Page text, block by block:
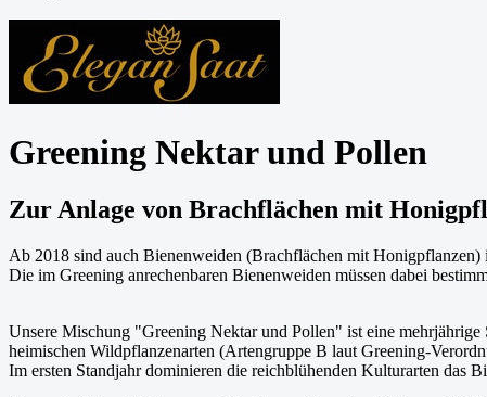
Greening Nektar und Pollen
Zur Anlage von Brachflächen mit
Ab 2018 sind auch Bienenweiden (Brachflächen mit
Die im Greening anrechenbaren Bienenweiden müssen dabei
Unsere Mischung "Greening Nektar und Pollen" ist eine
heimischen Wildpflanzenarten (Artengruppe B laut Greening-
Im ersten Standjahr dominieren die reichblühenden Kulturarten das